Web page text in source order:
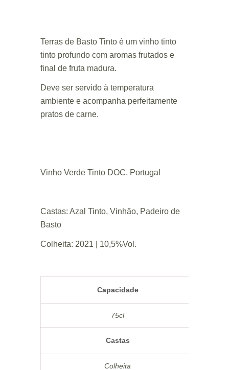
Terras de Basto Tinto é um vinho tinto
tinto profundo com aromas frutados e
final de fruta madura.
Deve ser servido à temperatura
ambiente e acompanha perfeitamente
pratos de carne.
Vinho Verde Tinto DOC, Portugal
Castas: Azal Tinto, Vinhão, Padeiro de
Basto
Colheita: 2021 | 10,5%Vol.
Capacidade
75cl
Castas
Colheita